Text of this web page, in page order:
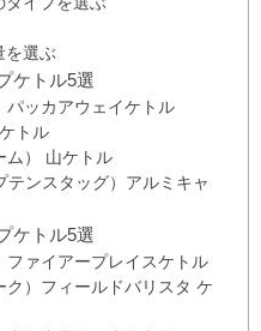
を選ぶ
ケトル5選
ッカアウェイケトル
トル
ム） 山ケトル
テンスタッグ）アルミキャ
ケトル5選
ァイアープレイスケトル
ク）フィールドバリスタ ケ